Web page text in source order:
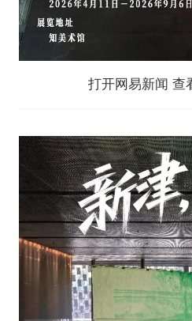
打开网易新闻 查